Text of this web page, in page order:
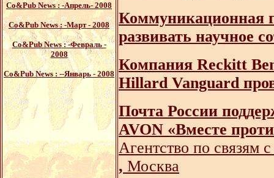
Со&Pub News: -Апрель- 2008
Со&Pub News: -Март - 2008
Со&Pub News: -Февраль -
2008
Со&Pub News: --Январь - 2008
Коммуникационная
развивать научное
Компания Reckitt
Hillard Vanguard
Почта России
AVON «Вместе
Агентство по связям
, Москва